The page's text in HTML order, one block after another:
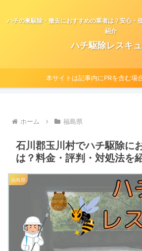
ハチの巣駆除・撤去におすすめの業者は？安心・
紹介
ハチ駆除レスキ
本サイトは記事内にPRを含む場
ホーム 福島県
石川郡玉川村でハチ駆除に
は？料金・評判・対処法を
福島県